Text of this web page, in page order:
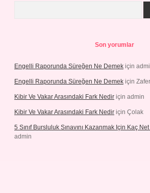
Son yorumlar
Engelli Raporunda Süreğen Ne Demek için
Engelli Raporunda Süreğen Ne Demek için Zafer
Kibir Ve Vakar Arasındaki Fark Nedir için admin
Kibir Ve Vakar Arasındaki Fark Nedir için Çolak
5 Sınıf Bursluluk Sınavını Kazanmak Için Kaç
admin